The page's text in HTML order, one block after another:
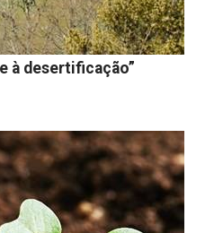
à desertificação”